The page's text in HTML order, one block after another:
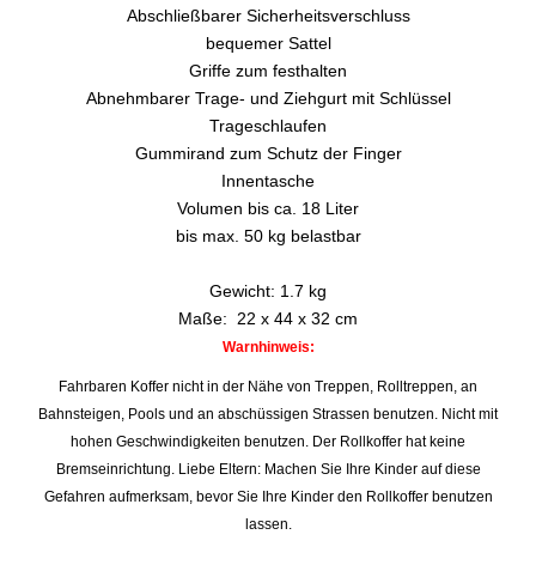
Abschließbarer Sicherheitsverschluss
bequemer Sattel
Griffe zum festhalten
Abnehmbarer Trage- und Ziehgurt mit Schlüssel
Trageschlaufen
Gummirand zum Schutz der Finger
Innentasche
Volumen bis ca. 18 Liter
bis max. 50 kg belastbar
Gewicht: 1.7 kg
Maße: 22 x 44 x 32 cm
Warnhinweis:
Fahrbaren Koffer nicht in der Nähe von Treppen, Rolltreppen, an
Bahnsteigen, Pools und an abschüssigen Strassen benutzen. Nicht mit
hohen Geschwindigkeiten benutzen. Der Rollkoffer hat keine
Bremseinrichtung. Liebe Eltern: Machen Sie Ihre Kinder auf diese
Gefahren aufmerksam, bevor Sie Ihre Kinder den Rollkoffer benutzen
lassen.